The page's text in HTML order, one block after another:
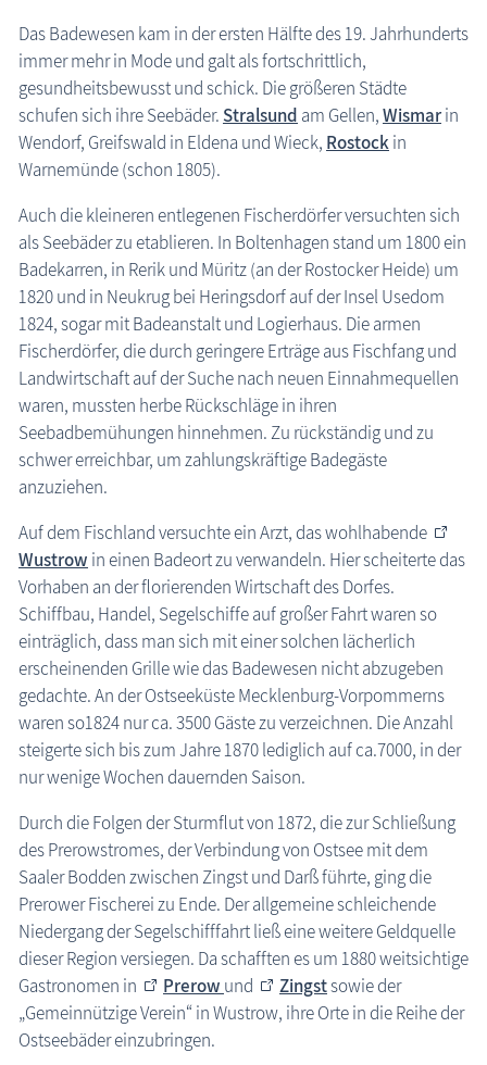
Das Badewesen kam in der ersten Hälfte des 19. Jahrhunderts
immer mehr in Mode und galt als fortschrittlich,
gesundheitsbewusst und schick. Die größeren Städte
schufen sich ihre Seebäder. Stralsund am Gellen,Wismarin
Wendorf, Greifswald in Eldena und Wieck, Rostockin
Warnemünde (schon 1805).
Auch die kleineren entlegenen Fischerdörfer versuchten sich
als Seebäder zu etablieren. In Boltenhagen stand um 1800 ein
Badekarren, in Rerik und Müritz (an der Rostocker Heide) um
1820 und in Neukrug bei Heringsdorf auf der Insel Usedom
1824, sogar mit Badeanstalt und Logierhaus. Die armen
Fischerdörfer, die durch geringere Erträge aus Fischfang und
Landwirtschaft auf der Suche nach neuen Einnahmequellen
waren, mussten herbe Rückschläge in ihren
Seebadbemühungen hinnehmen. Zu rückständig und zu
schwer erreichbar, um zahlungskräftige Badegäste
anzuziehen.
Auf dem Fischland versuchte ein Arzt, das wohlhabende
Wustrow in einen Badeort zu verwandeln. Hier scheiterte das
Vorhaben an der florierenden Wirtschaft des Dorfes.
Schiffbau, Handel, Segelschiffe auf großer Fahrt waren so
einträglich, dass man sich mit einer solchen lächerlich
erscheinenden Grille wie das Badewesen nicht abzugeben
gedachte. An der Ostseeküste Mecklenburg-Vorpommerns
waren so1824 nur ca. 3500 Gäste zu verzeichnen. Die Anzahl
steigerte sich bis zum Jahre 1870 lediglich auf ca.7000, in der
nur wenige Wochen dauernden Saison.
Durch die Folgen der Sturmflut von 1872, die zur Schließung
des Prerowstromes, der Verbindung von Ostsee mit dem
Saaler Bodden zwischen Zingst und Darß führte, ging die
Prerower Fischerei zu Ende. Der allgemeine schleichende
Niedergang der Segelschifffahrt ließ eine weitere Geldquelle
dieser Region versiegen. Da schafften es um 1880 weitsichtige
Gastronomen in
Prerow und Zingstsowie der
„Gemeinnützige Verein“ in Wustrow, ihre Orte in die Reihe der
Ostseebäder einzubringen.